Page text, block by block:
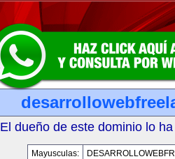
El dueño de este dominio lo
Mayusculas: